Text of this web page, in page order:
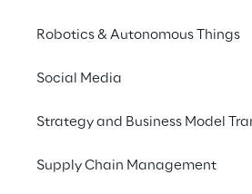
Robotics & Autonomous Things
Social Media
Strategy and Business Model
Supply Chain Management